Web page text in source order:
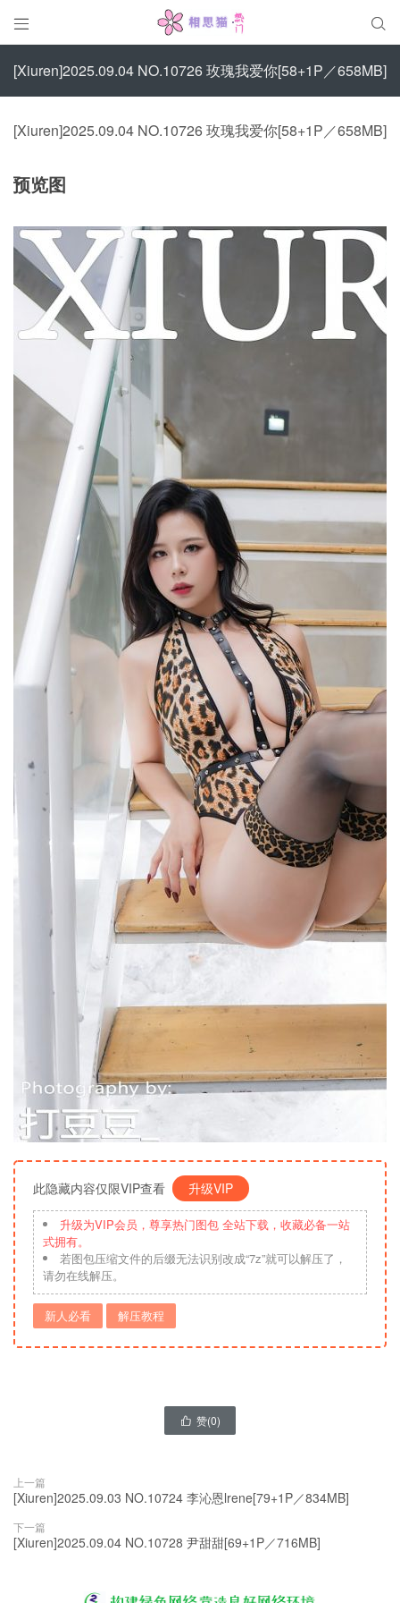
 
[Xiuren]2025.09.04 NO.10726 玫瑰我爱你[58+1P／658MB]
[Xiuren]2025.09.04 NO.10726 玫瑰我爱你[58+1P／658MB]
预览图
此隐藏内容仅限VIP查看 升级VIP
升级为VIP会员，尊享热门图包 全站下载，收藏必备一站
式拥有。
若图包压缩文件的后缀无法识别改成“7z”就可以解压了，
请勿在线解压。
新人必看 解压教程
 赞(0)
上一篇
[Xiuren]2025.09.03 NO.10724 李沁恩lrene[79+1P／834MB]
下一篇
[Xiuren]2025.09.04 NO.10728 尹甜甜[69+1P／716MB]